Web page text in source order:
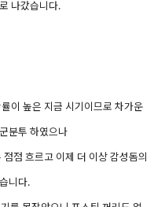
나갔습니다.
이 높은 지금 시기이므로 차가운
분투 하였으나
점 흐르고 이제 더 이상 감성돔의
니다.